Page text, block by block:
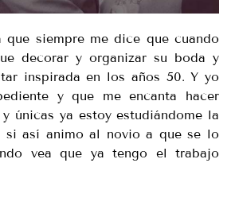
que siempre me dice que cuando
decorar y organizar su boda y
inspirada en los años 50. Y yo
y que me encanta hacer
únicas ya estoy estudiándome la
si así animo al novio a que se lo
vea que ya tengo el trabajo